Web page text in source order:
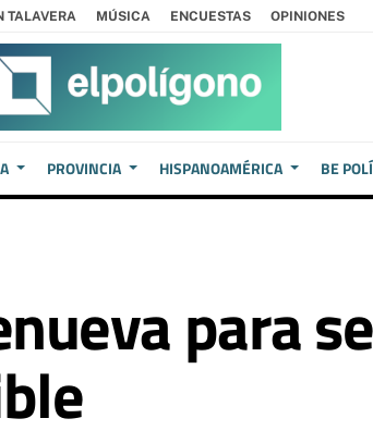
TALAVERA MÚSICA ENCUESTAS OPINIONES
PROVINCIA HISPANOAMÉRICA BE
para